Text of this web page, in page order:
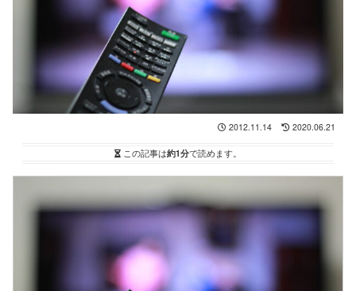
2012.11.14 2020.06.21
この記事は約1分で読めます。